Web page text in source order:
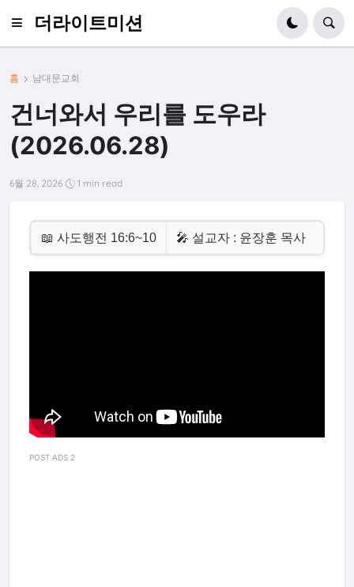
더라이트미션
홈 남대문교회
건너와서 우리를 도우라
(2026.06.28)
6월 28, 2026 1 min read
📖 사도행전 16:6~10 🎤 설교자 : 윤장훈 목사
POST ADS 2